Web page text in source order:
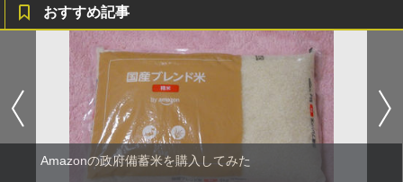
おすすめ記事
Amazonの政府備蓄米を購入してみた